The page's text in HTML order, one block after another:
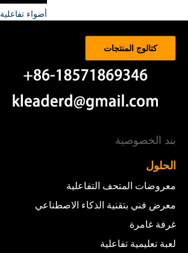
أضواء تفاعلية
كتالوج المنتجات
بند الخصوصية
الحلول
معروضات المتحف التفاعلية
معرض فني بتقنية الذكاء الاصطناعي
غرفة غامرة
لعبة تعليمية تفاعلية